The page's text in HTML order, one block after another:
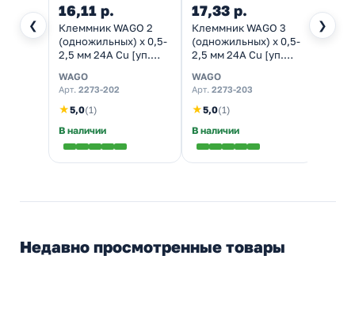
❮ ❯
16,11 р.
Клеммник WAGO 2
(одножильных) х 0,5-
2,5 мм 24A Cu [уп.
WAGO
Арт. 2273-202
★5,0(1)
В наличии
17,33 р.
Клеммник WAGO 3
(одножильных) х 0,5-
2,5 мм 24A Cu [уп.
WAGO
Арт. 2273-203
★5,0(1)
В наличии
Недавно просмотренные товары